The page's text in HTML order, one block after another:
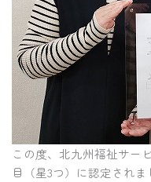
この度、北九州福祉サー
目（星3つ）に認定され